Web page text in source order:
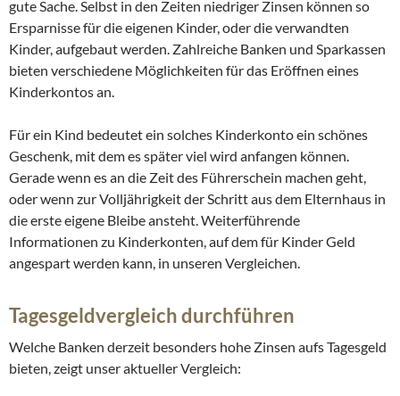
gute Sache. Selbst in den Zeiten niedriger Zinsen können so
Ersparnisse für die eigenen Kinder, oder die verwandten
Kinder, aufgebaut werden. Zahlreiche Banken und Sparkassen
bieten verschiedene Möglichkeiten für das Eröffnen eines
Kinderkontos an.
Für ein Kind bedeutet ein solches Kinderkonto ein schönes
Geschenk, mit dem es später viel wird anfangen können.
Gerade wenn es an die Zeit des Führerschein machen geht,
oder wenn zur Volljährigkeit der Schritt aus dem Elternhaus in
die erste eigene Bleibe ansteht. Weiterführende
Informationen zu Kinderkonten, auf dem für Kinder Geld
angespart werden kann, in unseren Vergleichen.
Tagesgeldvergleich durchführen
Welche Banken derzeit besonders hohe Zinsen aufs Tagesgeld
bieten, zeigt unser aktueller Vergleich: